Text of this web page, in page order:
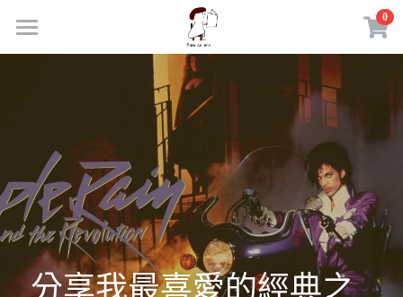
0
首頁
所有商品分類
線上市集
課程活動
部落格｜日常練習
胖多米咖啡館
聯繫我們
外部連結
分享我最喜愛的經典之
×
商品分類